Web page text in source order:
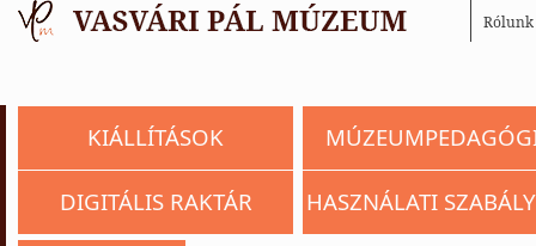
Rólunk
KIÁLLÍTÁSOK
DIGITÁLIS RAKTÁR HASZNÁLATI